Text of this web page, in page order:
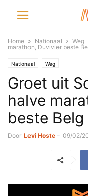
Home Nationaal Weg
marathon, Duvivier beste
Nationaal Weg
Groet uit
halve
beste Belg
Door Levi Hoste - 09/02/